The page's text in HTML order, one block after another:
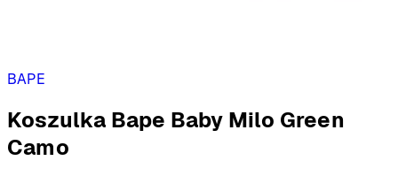
BAPE
Koszulka Bape Baby Milo Green
Camo